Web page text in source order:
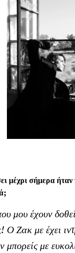
μέχρι σήμερα
μου έχουν
με έχει
με